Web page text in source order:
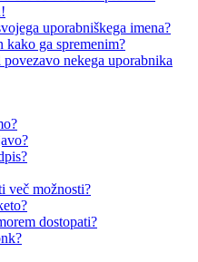
uporabniškega imena?
ga spremenim?
nekega uporabnika
več možnosti?
dostopati?